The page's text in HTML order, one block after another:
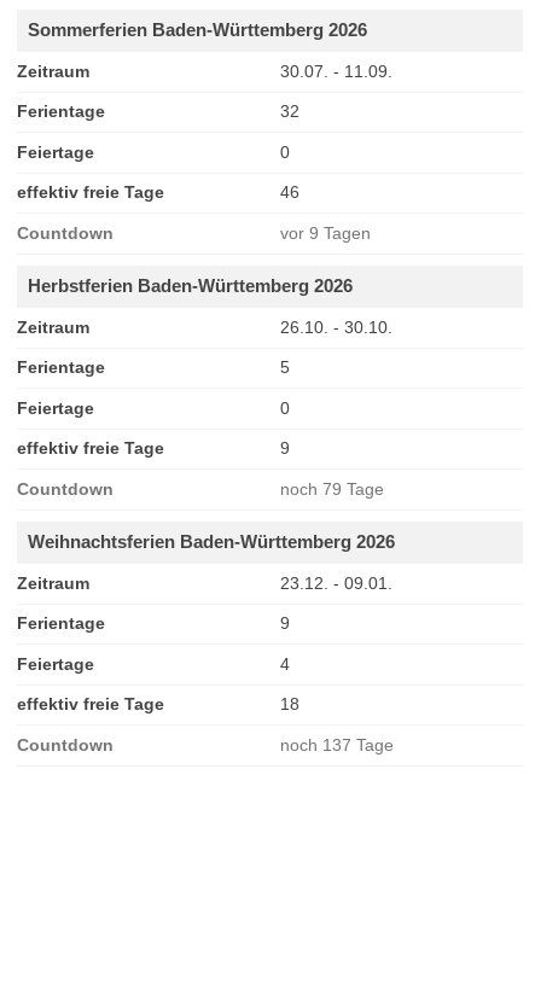
Sommerferien Baden-Württemberg 2026
Zeitraum 30.07. - 11.09.
Ferientage 32
Feiertage 0
effektiv freie Tage 46
Countdown vor 9 Tagen
Herbstferien Baden-Württemberg 2026
Zeitraum 26.10. - 30.10.
Ferientage 5
Feiertage 0
effektiv freie Tage 9
Countdown noch 79 Tage
Weihnachtsferien Baden-Württemberg 2026
Zeitraum 23.12. - 09.01.
Ferientage 9
Feiertage 4
effektiv freie Tage 18
Countdown noch 137 Tage